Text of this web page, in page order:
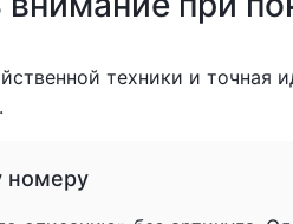
техники и точная
номеру